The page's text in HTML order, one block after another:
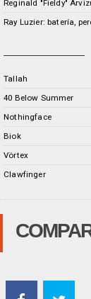
Reginald "Fieldy"
Ray Luzier: batería,
Tallah
40 Below Summer
Nothingface
Biok
Vörtex
Clawfinger